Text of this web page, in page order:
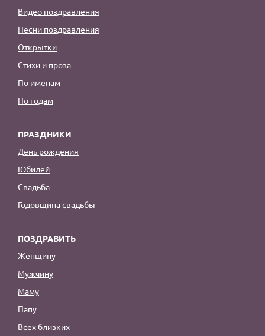
Видео поздравления
Песни поздравления
Открытки
Стихи и проза
По именам
По годам
ПРАЗДНИКИ
День рождения
Юбилей
Свадьба
Годовщина свадьбы
ПОЗДРАВИТЬ
Женщину
Мужчину
Маму
Папу
Всех близких